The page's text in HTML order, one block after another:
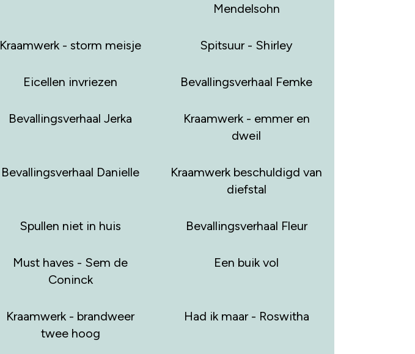
Mendelsohn
Kraamwerk - storm meisje Spitsuur - Shirley
Eicellen invriezen Bevallingsverhaal Femke
Bevallingsverhaal Jerka
Kraamwerk - emmer en
dweil
Bevallingsverhaal Danielle
Kraamwerk beschuldigd van
diefstal
Spullen niet in huis Bevallingsverhaal Fleur
Must haves - Sem de
Coninck
Een buik vol
Kraamwerk - brandweer
twee hoog
Had ik maar - Roswitha